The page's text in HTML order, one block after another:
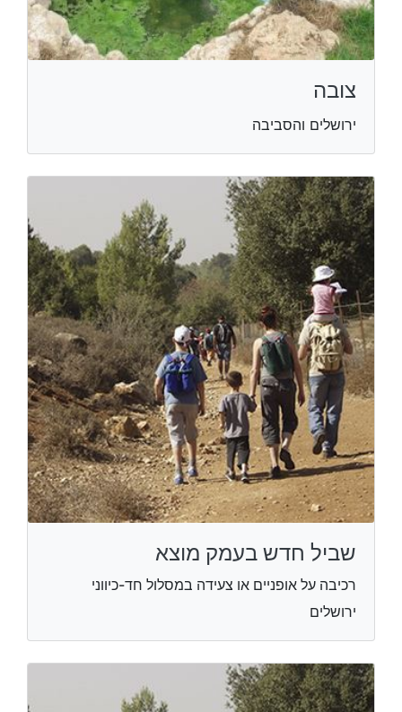
צובה
ירושלים והסביבה
שביל חדש בעמק מוצא
רכיבה על אופניים או צעידה במסלול חד-כיווני
ירושלים